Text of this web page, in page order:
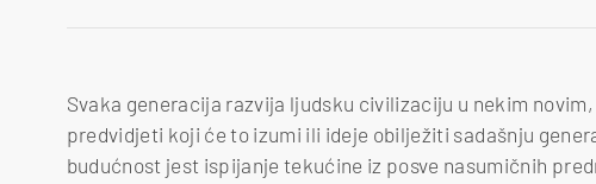
Svaka generacija razvija ljudsku civilizaciju u nekim
predvidjeti koji će to izumi ili ideje obilježiti sadašnju
budućnost jest ispijanje tekućine iz posve nasumičnih